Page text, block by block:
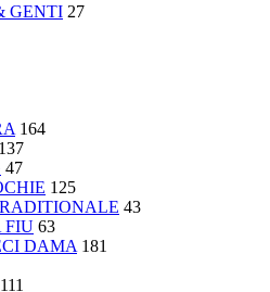
GENTI 27
164
137
47
125
43
FIU 63
DAMA 181
111